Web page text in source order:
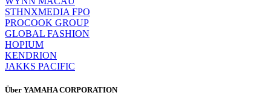
STHNXMEDIA FPO
PROCOOK GROUP
GLOBAL FASHION
HOPIUM
KENDRION
JAKKS PACIFIC
Über YAMAHA CORPORATION